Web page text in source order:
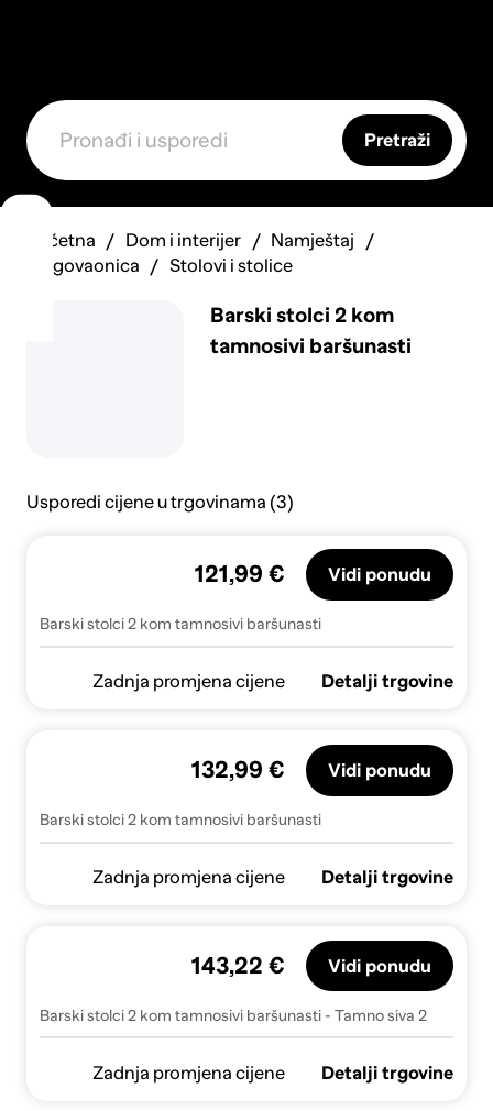
Pretraži
Početna Dom i interijer
Namještaj
Blagovaonica
Stolovi i stolice
Barski stolci 2 kom
tamnosivi baršunasti
Usporedi cijene u trgovinama (3)
Barski stolci 2 kom tamnosivi baršunasti
121,99 € Vidi ponudu
Zadnja promjena cijene Detalji trgovine
Barski stolci 2 kom tamnosivi baršunasti
132,99 € Vidi ponudu
Zadnja promjena cijene Detalji trgovine
Barski stolci 2 kom tamnosivi baršunasti - Tamno siva 2
143,22 € Vidi ponudu
Zadnja promjena cijene Detalji trgovine